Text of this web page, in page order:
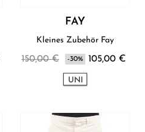
FAY
Kleines Zubehör Fay
150,00 € -30% 105,00 €
UNI